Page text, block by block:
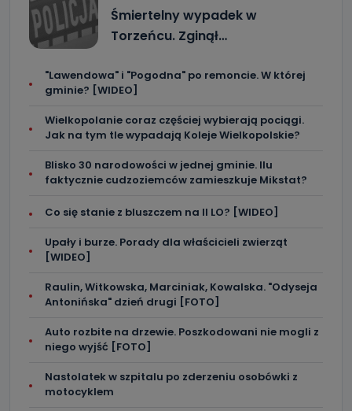
Śmiertelny wypadek w
Torzeńcu. Zginął…
"Lawendowa" i "Pogodna" po remoncie. W której
gminie? [WIDEO]
Wielkopolanie coraz częściej wybierają pociągi.
Jak na tym tle wypadają Koleje Wielkopolskie?
Blisko 30 narodowości w jednej gminie. Ilu
faktycznie cudzoziemców zamieszkuje Mikstat?
Co się stanie z bluszczem na II LO? [WIDEO]
Upały i burze. Porady dla właścicieli zwierząt
[WIDEO]
Raulin, Witkowska, Marciniak, Kowalska. "Odyseja
Antonińska" dzień drugi [FOTO]
Auto rozbite na drzewie. Poszkodowani nie mogli z
niego wyjść [FOTO]
Nastolatek w szpitalu po zderzeniu osobówki z
motocyklem